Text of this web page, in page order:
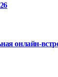
онлайн-